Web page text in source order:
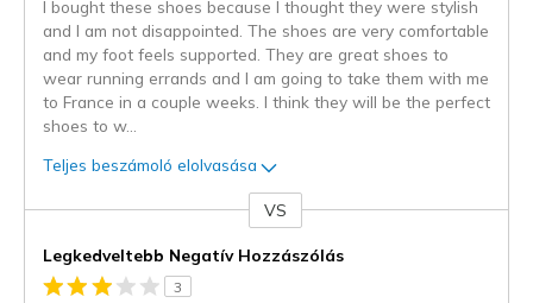
I bought these shoes because I thought they were stylish
and I am not disappointed. The shoes are very comfortable
and my foot feels supported. They are great shoes to
wear running errands and I am going to take them with me
to France in a couple weeks. I think they will be the perfect
shoes to w...
Teljes beszámoló elolvasása
VS
Legkedveltebb Negatív Hozzászólás
3